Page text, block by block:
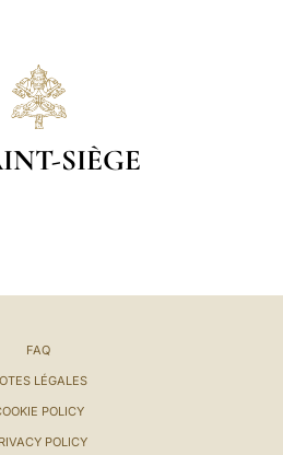
SIÈGE
FAQ
LÉGALES
POLICY
POLICY